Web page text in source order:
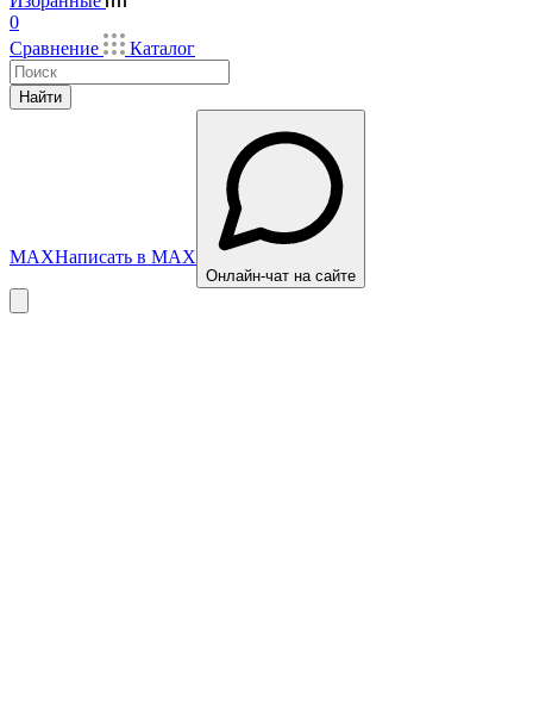
0
Сравнение
Каталог
Найти
MAXНаписать в MAX
Онлайн-чат на сайте